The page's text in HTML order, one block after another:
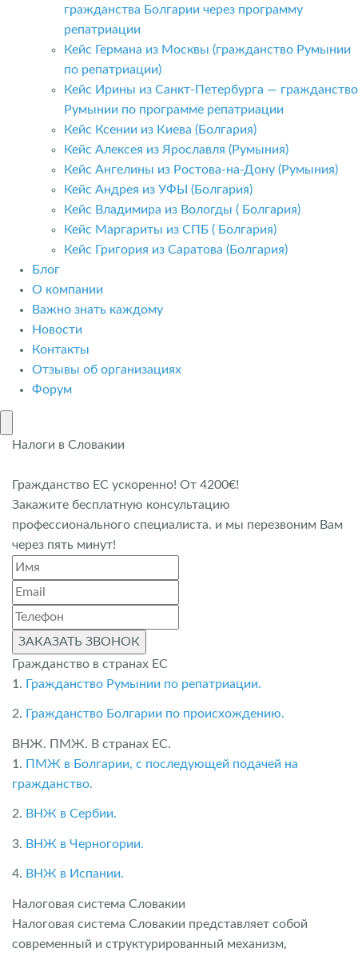
гражданства Болгарии через программу
репатриации
Кейс Германа из Москвы (гражданство Румынии
по репатриации)
Кейс Ирины из Санкт-Петербурга — гражданство
Румынии по программе репатриации
Кейс Ксении из Киева (Болгария)
Кейс Алексея из Ярославля (Румыния)
Кейс Ангелины из Ростова-на-Дону (Румыния)
Кейс Андрея из УФЫ (Болгария)
Кейс Владимира из Вологды ( Болгария)
Кейс Маргариты из СПБ ( Болгария)
Кейс Григория из Саратова (Болгария)
Блог
О компании
Важно знать каждому
Новости
Контакты
Отзывы об организациях
Форум
Налоги в Словакии
Гражданство ЕС ускоренно! От 4200€!
Закажите бесплатную консультацию
профессионального специалиста. и мы перезвоним Вам
через пять минут!
ЗАКАЗАТЬ ЗВОНОК
Гражданство в странах ЕС
1. Гражданство Румынии по репатриации.
2. Гражданство Болгарии по происхождению.
ВНЖ. ПМЖ. В странах ЕС.
1. ПМЖ в Болгарии, с последующей подачей на
гражданство.
2. ВНЖ в Сербии.
3. ВНЖ в Черногории.
4. ВНЖ в Испании.
Налоговая система Словакии
Налоговая система Словакии представляет собой
современный и структурированный механизм,